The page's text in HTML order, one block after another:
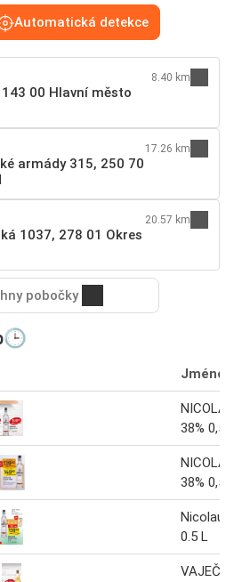
Automatická detekce
00 Hlavní město
8.40 km
armády 315, 250 70
17.26 km
1037, 278 01 Okres
20.57 km
pobočky
Jméno
38% 0,5l
38% 0,5l
Nicolaus
0.5 L